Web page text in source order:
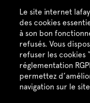
Le site internet
des cookies
à son bon
refusés. Vous
refuser les cookies
réglementation
permettez
navigation sur le
Mentions légales
Politique de
CGU / CGV
Plan du site